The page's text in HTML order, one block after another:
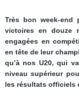
Très bon week-
victoires en douze
engagées en
en tête de leur
qu’à nos U20, qui
niveau supérieur
les résultats officiels